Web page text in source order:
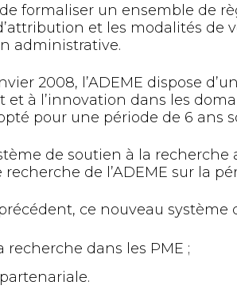
de formaliser un ensemble de
et les modalités de
administrative.
2008, l’ADEME dispose
à l’innovation dans les
pour une période de 6 ans
de soutien à la
de l’ADEME sur la
ce nouveau système
recherche dans les PME ;